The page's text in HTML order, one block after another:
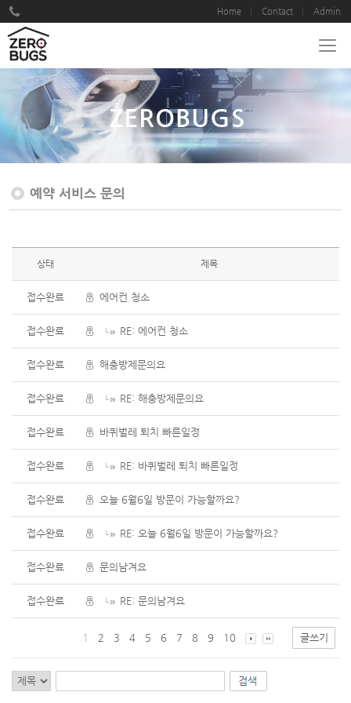
Home Contact Admin
ZEROBUGS
예약 서비스 문의
상태 제목
접수완료 에어컨 청소
접수완료 RE: 에어컨 청소
접수완료 해충방제문의요
접수완료 RE: 해충방제문의요
접수완료 바퀴벌레 퇴치 빠른일정
접수완료 RE: 바퀴벌레 퇴치 빠른일정
접수완료 오늘 6월6일 방문이 가능할까요?
접수완료 RE: 오늘 6월6일 방문이 가능할까요?
접수완료 문의남겨요
접수완료 RE: 문의남겨요
1 2 3 4 5 6 7 8 9 10 글쓰기